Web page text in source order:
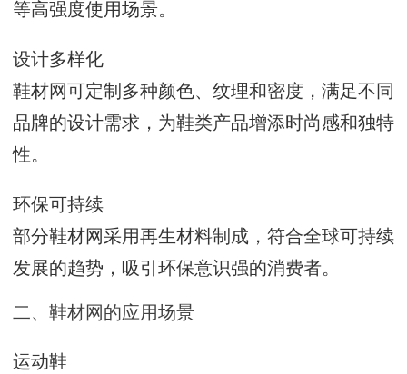
等高强度使用场景。
设计多样化
鞋材网可定制多种颜色、纹理和密度，满足不同
品牌的设计需求，为鞋类产品增添时尚感和独特
性。
环保可持续
部分鞋材网采用再生材料制成，符合全球可持续
发展的趋势，吸引环保意识强的消费者。
二、鞋材网的应用场景
运动鞋